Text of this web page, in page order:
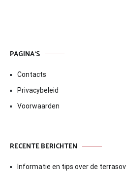
PAGINA’S
Contacts
Privacybeleid
Voorwaarden
RECENTE BERICHTEN
Informatie en tips over de